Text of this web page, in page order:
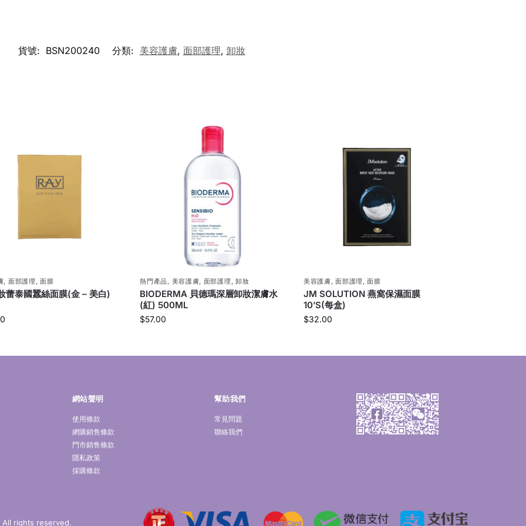
貨號: BSN200240 分類: 美容護膚, 面部護理, 卸妝
, 面部護理 ,面膜
蕾泰國蠶絲面膜(金 – 美白)
熱門產品, 美容護膚, 面部護理 , 卸妝
BIODERMA 貝德瑪深層卸妝潔膚水
(紅) 500ML
$57.00
美容護膚,面部護理 ,面膜
JM SOLUTION 燕窩保濕面膜
10’S(每盒)
$32.00
網站聲明
使用條款
網購銷售條款
門市銷售條款
隱私政策
採購條款
幫助我們
常見問題
聯絡我們
rights reserved.